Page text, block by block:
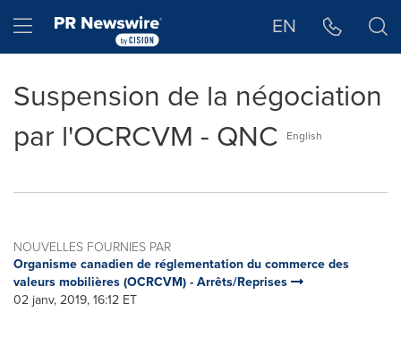
Hamburger menu EN
Suspension de la négociation
par l'OCRCVM - QNC
English
NOUVELLES FOURNIES PAR
Organisme canadien de réglementation du commerce des
valeurs mobilières (OCRCVM) - Arrêts/Reprises
02 janv, 2019, 16:12 ET